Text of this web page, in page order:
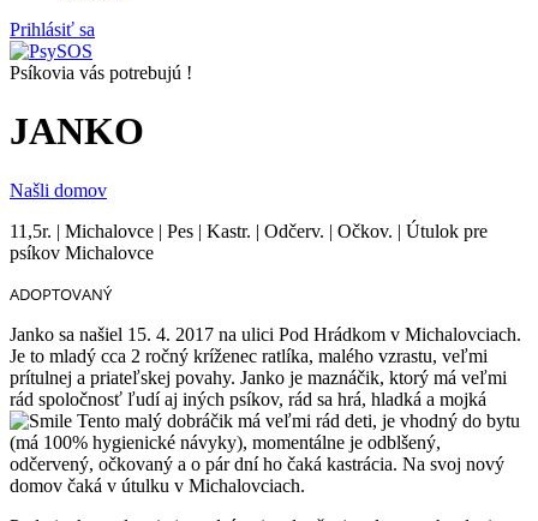
Prihlásiť sa
Psíkovia vás potrebujú !
JANKO
Našli domov
11,5r. | Michalovce | Pes | Kastr. | Odčerv. | Očkov. | Útulok pre
psíkov Michalovce
ADOPTOVANÝ
Janko sa našiel 15. 4. 2017 na ulici Pod Hrádkom v Michalovciach.
Je to mladý cca 2 ročný kríženec ratlíka, malého vzrastu, veľmi
prítulnej a priateľskej povahy. Janko je maznáčik, ktorý má veľmi
rád spoločnosť ľudí aj iných psíkov, rád sa hrá, hladká a mojká
Tento malý dobráčik má veľmi rád deti, je vhodný do bytu
(má 100% hygienické návyky), momentálne je odblšený,
odčervený, očkovaný a o pár dní ho čaká kastrácia. Na svoj nový
domov čaká v útulku v Michalovciach.